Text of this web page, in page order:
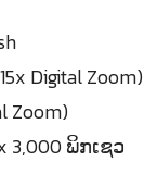
Digital Zoom)
Zoom)
ພິກເຊວ